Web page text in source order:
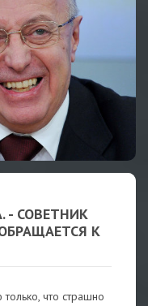
- СОВЕТНИК
К
что страшно